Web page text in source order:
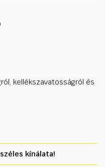
kellékszavatosságról és
kínálata!